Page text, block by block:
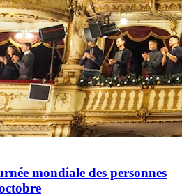
mondiale des personnes